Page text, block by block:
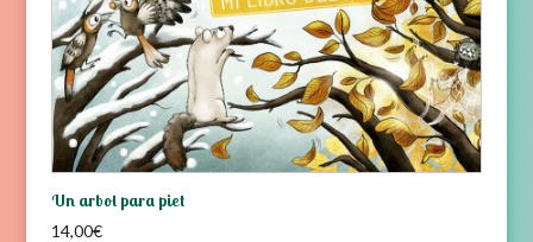
Un arbol para piet
14,00€